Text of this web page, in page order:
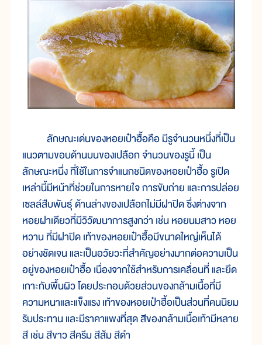
ลักษณะเด่นของหอยเป๋าฮื้อคือ มีรูจำนวนหนึ่งที่เป็น
แนวตามขอบด้านบนของเปลือก จำนวนของรูนี้ เป็น
ลักษณะหนึ่ง ที่ใช้ในการจำแนกชนิดของหอยเป๋าฮื้อ รูเปิด
เหล่านี้มีหน้าที่ช่วยในการหายใจ การขับถ่าย และการปล่อย
เซลล์สืบพันธุ์ ด้านล่างของเปลือกไม่มีฝาปิด ซึ่งต่างจาก
หอยฝาเดียวที่มีวิวัฒนาการสูงกว่า เช่น หอยนมสาว หอย
หวาน ที่มีฝาปิด เท้าของหอยเป๋าฮื้อมีขนาดใหญ่เห็นได้
อย่างชัดเจน และเป็นอวัยวะที่สำคัญอย่างมากต่อความเป็น
อยู่ของหอยเป๋าฮื้อ เนื่องจากใช้สำหรับการเคลื่อนที่ และยึด
เกาะกับพื้นผิว โดยประกอบด้วยส่วนของกล้ามเนื้อที่มี
ความหนาและแข็งแรง เท้าของหอยเป๋าฮื้อเป็นส่วนที่คนนิยม
รับประทาน และมีราคาแพงที่สุด สีของกล้ามเนื้อเท้ามีหลาย
สี เช่น สีขาว สีครีม สีส้ม สีดำ